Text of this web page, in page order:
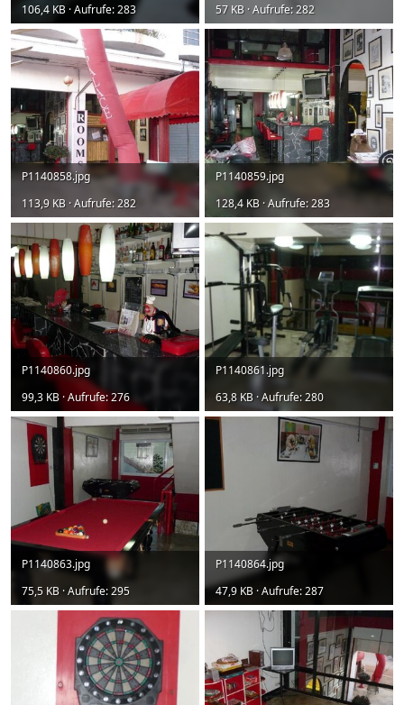
106,4 KB · Aufrufe: 283
57 KB · Aufrufe: 282
P1140858.jpg
113,9 KB · Aufrufe: 282
P1140859.jpg
128,4 KB · Aufrufe: 283
P1140860.jpg
99,3 KB · Aufrufe: 276
P1140861.jpg
63,8 KB · Aufrufe: 280
P1140863.jpg
75,5 KB · Aufrufe: 295
P1140864.jpg
47,9 KB · Aufrufe: 287